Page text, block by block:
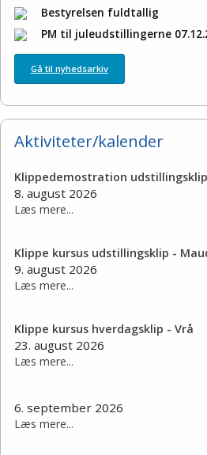
Bestyrelsen fuldtallig
PM til juleudstillingerne
Gå til nyhedsarkiv
Aktiviteter/kalender
Klippedemostration
8. august 2026
Læs mere...
Klippe kursus udstillingsklip -
9. august 2026
Læs mere...
Klippe kursus hverdagsklip - Vrå
23. august 2026
Læs mere...
6. september 2026
Læs mere...